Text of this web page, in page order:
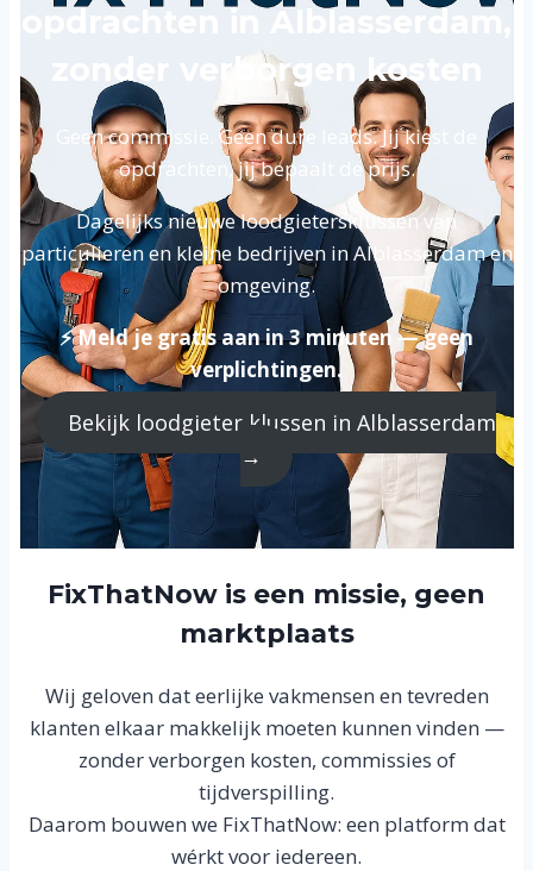
opdrachten in Alblasserdam,
zonder verborgen kosten
Geen commissie. Geen dure leads. Jij kiest de
opdrachten, jij bepaalt de prijs.
Dagelijks nieuwe loodgietersklussen van
particulieren en kleine bedrijven in Alblasserdam en
omgeving.
⚡ Meld je gratis aan in 3 minuten — geen
verplichtingen.
Bekijk loodgieter klussen in Alblasserdam
→
FixThatNow is een missie, geen
marktplaats
Wij geloven dat eerlijke vakmensen en tevreden
klanten elkaar makkelijk moeten kunnen vinden —
zonder verborgen kosten, commissies of
tijdverspilling.
Daarom bouwen we FixThatNow: een platform dat
wérkt voor iedereen.